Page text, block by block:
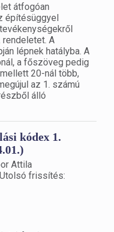
átfogóan
építésüggyel
A
lépnek hatályba. A
a főszöveg pedig
20-nál több,
az 1. számú
álló
kódex 1.
Attila
frissítés: